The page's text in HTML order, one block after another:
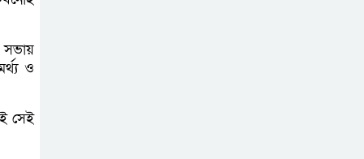
সভায়
ও
সেই